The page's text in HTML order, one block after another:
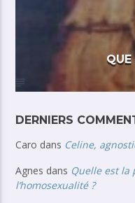
QUE
DERNIERS
Caro dans Celine,
Agnes dans Quelle est la
l’homosexualité ?